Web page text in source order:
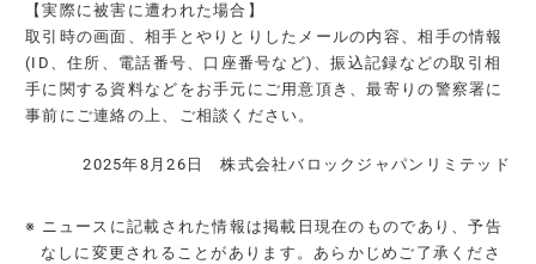
【実際に被害に遭われた場合】
取引時の画面、相手とやりとりしたメールの内容、相手の情報
(ID、住所、電話番号、口座番号など)、振込記録などの取引相
手に関する資料などをお手元にご用意頂き、最寄りの警察署に
事前にご連絡の上、ご相談ください。
2025年8月26日 株式会社バロックジャパンリミテッド
※ ニュースに記載された情報は掲載日現在のものであり、予告
なしに変更されることがあります。あらかじめご了承くださ